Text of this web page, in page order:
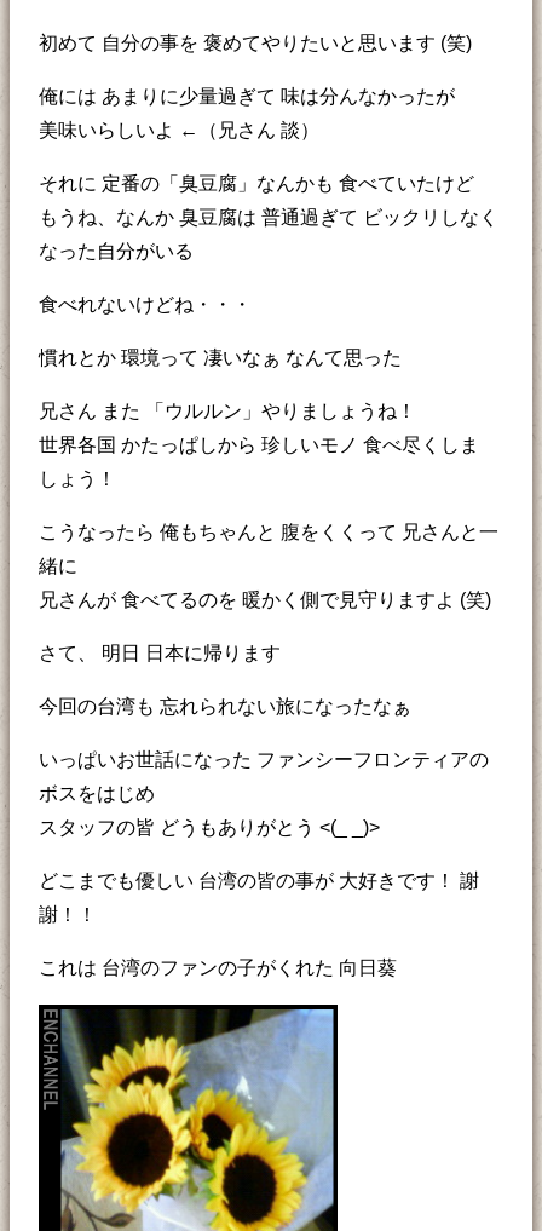
初めて 自分の事を 褒めてやりたいと思います (笑)
俺には あまりに少量過ぎて 味は分んなかったが
美味いらしいよ ←（兄さん 談）
それに 定番の「臭豆腐」なんかも 食べていたけど
もうね、なんか 臭豆腐は 普通過ぎて ビックリしなく
なった自分がいる
食べれないけどね・・・
慣れとか 環境って 凄いなぁ なんて思った
兄さん また 「ウルルン」やりましょうね！
世界各国 かたっぱしから 珍しいモノ 食べ尽くしま
しょう！
こうなったら 俺もちゃんと 腹をくくって 兄さんと一
緒に
兄さんが 食べてるのを 暖かく側で見守りますよ (笑)
さて、 明日 日本に帰ります
今回の台湾も 忘れられない旅になったなぁ
いっぱいお世話になった ファンシーフロンティアの
ボスをはじめ
スタッフの皆 どうもありがとう <(_ _)>
どこまでも優しい 台湾の皆の事が 大好きです！ 謝
謝！！
これは 台湾のファンの子がくれた 向日葵